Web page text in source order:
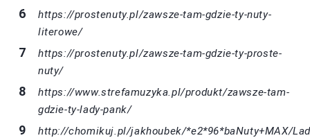
https://prostenuty.pl/zawsze-tam-gdzie-ty-nuty-
literowe/
https://prostenuty.pl/zawsze-tam-gdzie-ty-proste-
nuty/
https://www.strefamuzyka.pl/produkt/zawsze-tam-
gdzie-ty-lady-pank/
http://chomikuj.pl/jakhoubek/*e2*96*baNuty+MAX/